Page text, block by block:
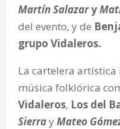
Martín Salazary
del evento, y de
grupo Vidaleros.
La cartelera artística
música folklórica
Vidaleros, Los del
SierrayMateo